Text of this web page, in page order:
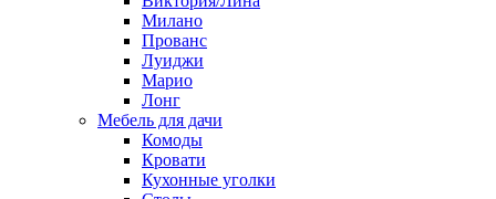
Милано
Прованс
Луиджи
Марио
Лонг
Мебель для дачи
Комоды
Кровати
Кухонные уголки